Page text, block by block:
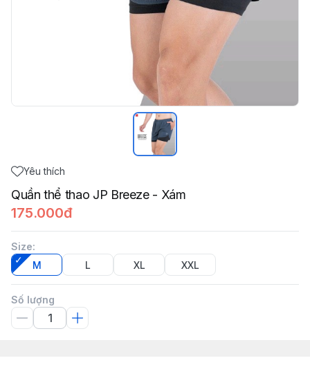
Yêu thích
Quần thể thao JP Breeze - Xám
175.000đ
Size:
M
L XL XXL
Số lượng